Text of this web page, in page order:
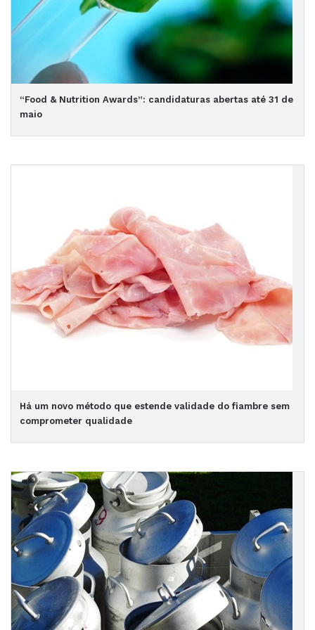
“Food & Nutrition Awards”: candidaturas abertas até 31 de
maio
Há um novo método que estende validade do fiambre sem
comprometer qualidade